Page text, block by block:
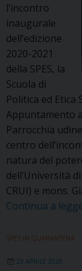
l’incontro
inaugurale
dell’edizione
2020-2021
della SPES, la
Scuola di
Politica ed Etica
Appuntamento
Parrocchia
centro
natura del
dell’Università
CRUI) e mons.
Continua a
SPES IN QUARANTENA
23 APRILE 2020